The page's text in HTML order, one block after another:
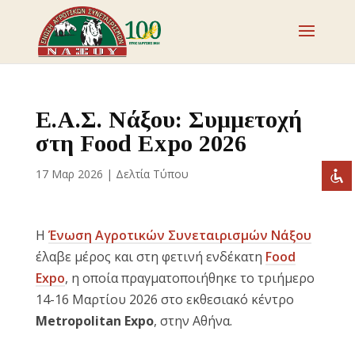
Επισημάνετε επικεφαλίδες
Σμίκρυνση
Μεγέθυνση
Μείωση γραμματοσειράς
spellcheck Ευανάγνωστη γραμματοσειρά
brightness_high Έντονη αντίθεση
brightness_low Σκοτεινή αντίθεση
format_underlined Υπογράμμισε συνδέσμους
Ε.Α.Σ. Νάξου: Συμμετοχή
στη Food Expo 2026
17 Μαρ 2026 | Δελτία Τύπου
Η Ένωση Αγροτικών Συνεταιρισμών Νάξου
έλαβε μέρος και στη φετινή ενδέκατη Food
Expo, η οποία πραγματοποιήθηκε το τριήμερο
14-16 Μαρτίου 2026 στο εκθεσιακό κέντρο
Metropolitan Expo, στην Αθήνα.